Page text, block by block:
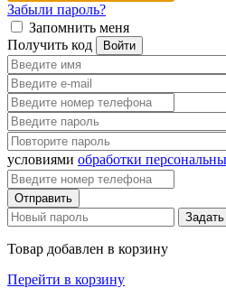
Забыли пароль?
Запомнить меня
Получить код
условиями обработки
Товар добавлен в корзину
Перейти в корзину